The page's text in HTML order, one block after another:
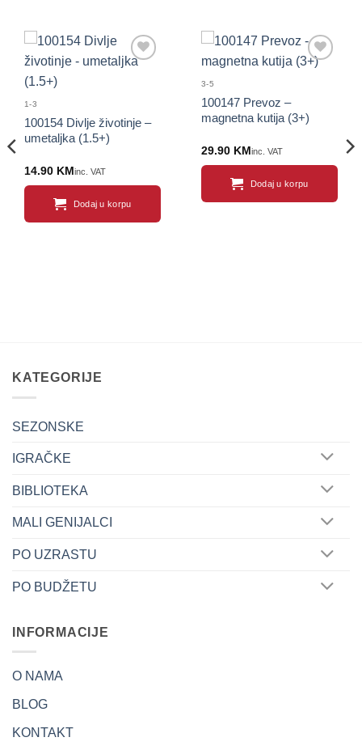
1-3
100154 Divlje životinje –
umetaljka (1.5+)
14.90 KM inc. VAT
Dodaj u korpu
3-5
100147 Prevoz –
magnetna kutija (3+)
29.90 KM inc. VAT
Dodaj u korpu
KATEGORIJE
SEZONSKE
IGRAČKE
BIBLIOTEKA
MALI GENIJALCI
PO UZRASTU
PO BUDŽETU
INFORMACIJE
O NAMA
BLOG
KONTAKT